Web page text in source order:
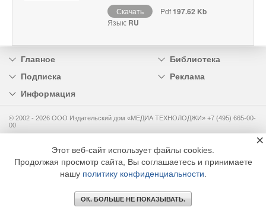
Скачать Pdf197.62 Kb
Язык: RU
Главное
Библиотека
Подписка
Реклама
Информация
© 2002 - 2026 OOO Издательский дом «МЕДИА ТЕХНОЛОДЖИ» +7 (495) 665-00-
00
Этот веб-сайт использует файлы cookies.
Продолжая просмотр сайта, Вы соглашаетесь и принимаете
нашу политику конфиденциальности
ОК. БОЛЬШЕ НЕ ПОКАЗЫВАТЬ.
×